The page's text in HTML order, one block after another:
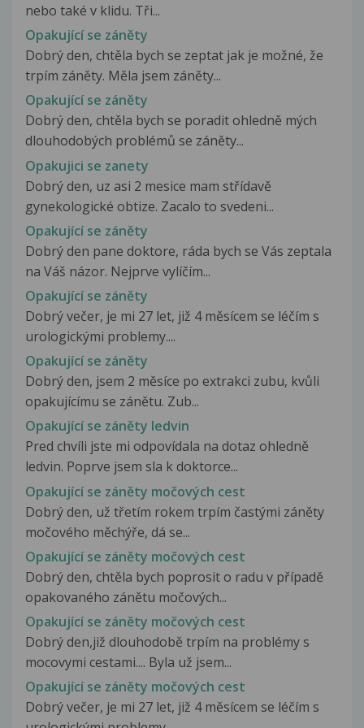
nebo také v klidu. Tři...
Opakující se záněty
Dobrý den, chtěla bych se zeptat jak je možné, že
trpím záněty. Měla jsem záněty...
Opakující se záněty
Dobrý den, chtěla bych se poradit ohledně mých
dlouhodobých problémů se záněty...
Opakujici se zanety
Dobrý den, uz asi 2 mesice mam střídavě
gynekologické obtize. Zacalo to svedeni...
Opakující se záněty
Dobrý den pane doktore, ráda bych se Vás zeptala
na Váš názor. Nejprve vylíčím...
Opakující se záněty
Dobrý večer, je mi 27 let, již 4 měsícem se léčím s
urologickými problemy....
Opakující se záněty
Dobrý den, jsem 2 měsíce po extrakci zubu, kvůli
opakujícímu se zánětu. Zub...
Opakující se záněty ledvin
Pred chvíli jste mi odpovídala na dotaz ohledně
ledvin. Poprve jsem sla k doktorce...
Opakující se záněty močových cest
Dobrý den, už třetím rokem trpím častými záněty
močového měchýře, dá se...
Opakující se záněty močových cest
Dobrý den, chtěla bych poprosit o radu v případě
opakovaného zánětu močových...
Opakující se záněty močových cest
Dobrý den,již dlouhodobě trpím na problémy s
mocovymi cestami.... Byla už jsem...
Opakující se záněty močových cest
Dobrý večer, je mi 27 let, již 4 měsícem se léčím s